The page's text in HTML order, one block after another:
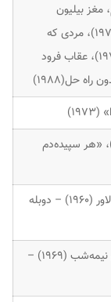
دوم، مغز بیلیون
دلاری (۱۹۶۷)، زی و شرکا (۱۹۷۲)، مردی که
می‌خواست سلطان باشد (۱۹۷۵)، عقاب فرود
آلوده‌صورت (۱۹۳۸)، «هر سپیده‌دم
عاشق جنگ (۱۹۶۲)، هفت دلاور (۱۹۶۰) – دوبله
فارغ‌التحصیل (۱۹۶۷)، کابوی نیمه‌شب (۱۹۶۹) –